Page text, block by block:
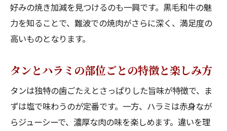
好みの焼き加減を見つけるのも一興です。黒毛和牛の魅
力を知ることで、難波での焼肉がさらに深く、満足度の
高いものとなります。
タンとハラミの部位ごとの特徴と楽しみ方
タンは独特の歯ごたえとさっぱりした旨味が特徴で、ま
ずは塩で味わうのが定番です。一方、ハラミは赤身なが
らジューシーで、濃厚な肉の味を楽しめます。違いを理